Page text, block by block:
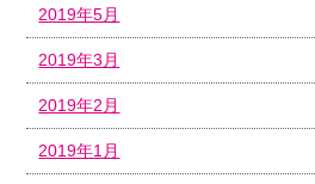
2019年5月
2019年3月
2019年2月
2019年1月